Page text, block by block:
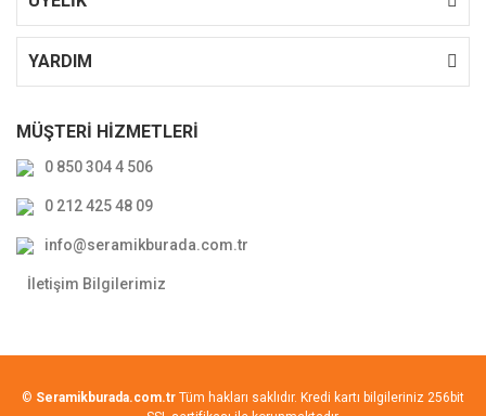
YARDIM
MÜŞTERİ HİZMETLERİ
0 850 304 4 506
0 212 425 48 09
info@seramikburada.com.tr
İletişim Bilgilerimiz
© Seramikburada.com.tr Tüm hakları saklıdır. Kredi kartı bilgileriniz 256bit